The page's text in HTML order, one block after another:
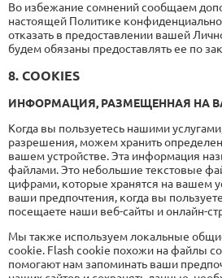
Во избежание сомнений сообщаем
настоящей Политике
отказать в предоставлении вашей
будем обязаны предоставлять ее по
8. COOKIES
ИНФОРМАЦИЯ, РАЗМЕЩЕННАЯ НА
Когда вы пользуетесь нашими
разрешения, можем хранить
вашем устройстве. Эта информация
файлами. Это небольшие текстовые
цифрами, которые хранятся на вашем
ваши предпочтения, когда вы
посещаете наши веб-сайты и онлайн-
Мы также используем локальные
cookie. Flash cookie похожи на файлы
помогают нам запоминать ваши